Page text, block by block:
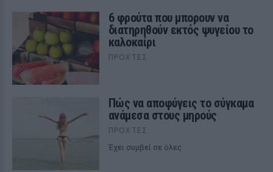
6 φρούτα που μπορουν να
διατηρηθούν εκτός ψυγείου το
καλοκαίρι
ΠΡΟΧΤΈΣ
Πώς να αποφύγεις το σύγκαμα
ανάμεσα στους μηρούς
ΠΡΟΧΤΈΣ
Έχει συμβεί σε όλες